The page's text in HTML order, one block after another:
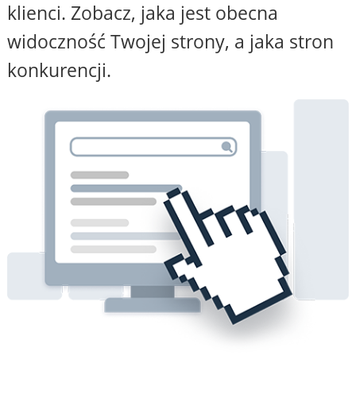
klienci. Zobacz, jaka jest obecna
widoczność Twojej strony, a jaka stron
konkurencji.